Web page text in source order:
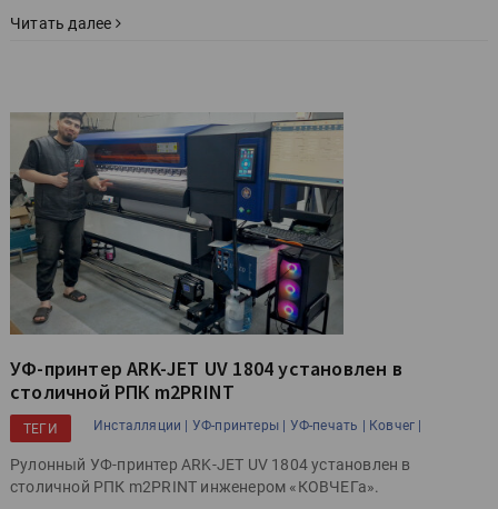
Читать далее
УФ-принтер ARK-JET UV 1804 установлен в
столичной РПК m2PRINT
ТЕГИ Инсталляции | УФ-принтеры | УФ-печать | Ковчег |
Рулонный УФ-принтер ARK-JET UV 1804 установлен в
столичной РПК m2PRINT инженером «КОВЧЕГа».